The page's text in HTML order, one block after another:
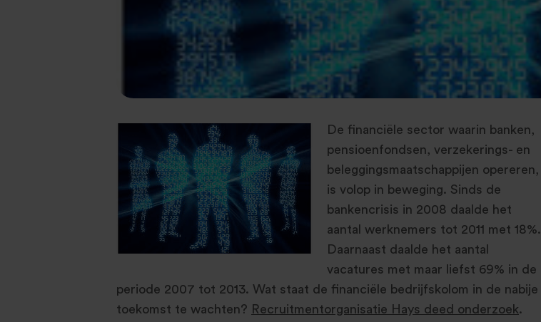
De financiële sector waarin banken,
pensioenfondsen, verzekerings- en
beleggingsmaatschappijen opereren,
is volop in beweging. Sinds de
bankencrisis in 2008 daalde het
aantal werknemers tot 2011 met 18%.
Daarnaast daalde het aantal
vacatures met maar liefst 69% in de
periode 2007 tot 2013. Wat staat de financiële bedrijfskolom in de nabije
toekomst te wachten? Recruitmentorganisatie Hays deed onderzoek.